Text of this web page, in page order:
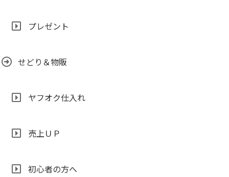
プレゼント
せどり＆物販
ヤフオク仕入れ
売上ＵＰ
初心者の方へ